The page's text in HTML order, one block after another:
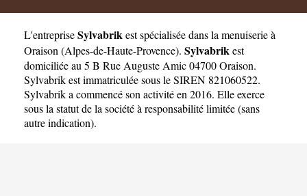
L'entrepriseSylvabrikestspécialisée dans la menuiserie à
Oraison (Alpes-de-Haute-Provence). Sylvabrikest
domiciliée au 5 B Rue Auguste Amic 04700 Oraison.
Sylvabrik est immatriculée sous le SIREN 821060522.
Sylvabrik a commencé son activité en 2016. Elle exerce
sous la statut de la société à responsabilité limitée (sans
autre indication).